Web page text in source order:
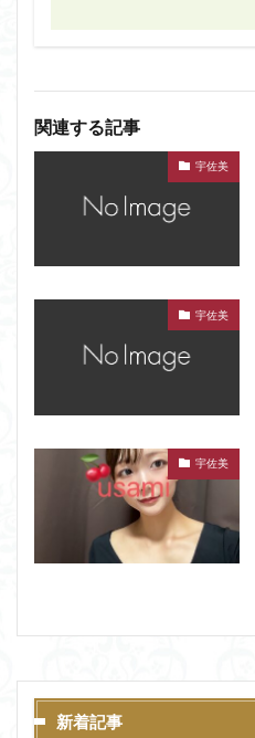
関連する記事
宇佐美
宇佐美
宇佐美
新着記事